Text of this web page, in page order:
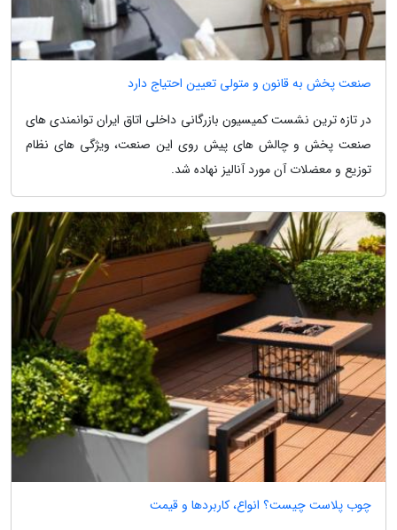
صنعت پخش به قانون و متولی تعیین احتیاج دارد
در تازه ترین نشست کمیسیون بازرگانی داخلی اتاق ایران توانمندی های
صنعت پخش و چالش های پیش روی این صنعت، ویژگی های نظام
توزیع و معضلات آن مورد آنالیز نهاده شد.
چوب پلاست چیست؟ انواع، کاربردها و قیمت